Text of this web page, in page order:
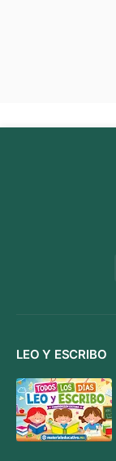
LEO Y ESCRIBO